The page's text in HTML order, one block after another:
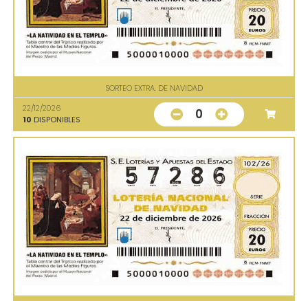
SORTEO EXTRA. DE NAVIDAD
22/12/2026
10 DISPONIBLES 0